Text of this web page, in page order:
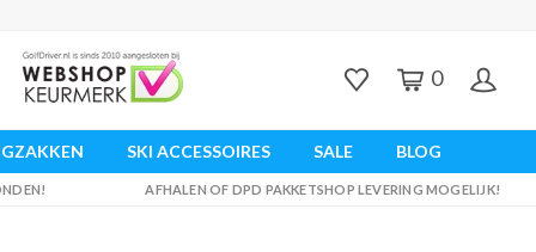
0
SKI ACCESSOIRES SALE BLOG
AFHALEN OF DPD PAKKETSHOP LEVERING MOGELIJK!